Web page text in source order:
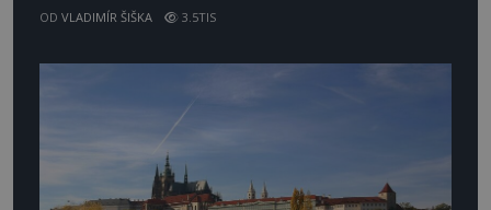
OD VLADIMÍR ŠIŠKA 3.5TIS